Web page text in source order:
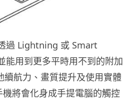
過 Lightning 或 Smart
用到更多平時用不到的附加
航力、畫質提升及使用實體
將會化身成手提電腦的觸控